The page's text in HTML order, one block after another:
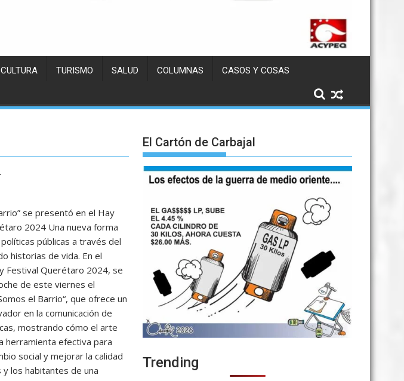
CULTURA TURISMO SALUD COLUMNAS CASOS Y COSAS
se presentó en el Hay
2024 Una nueva forma
públicas a través del
historias de vida. En el
Festival Querétaro 2024, se
de este viernes el
el Barrio“, que ofrece un
en la comunicación de
mostrando cómo el arte
herramienta efectiva para
social y mejorar la calidad
y los habitantes de una
El Cartón de Carbajal
Trending